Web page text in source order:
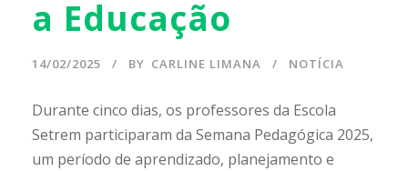
a Educação
14/02/2025 BY CARLINE LIMANA NOTÍCIA
Durante cinco dias, os professores da Escola
Setrem participaram da Semana Pedagógica 2025,
um período de aprendizado, planejamento e